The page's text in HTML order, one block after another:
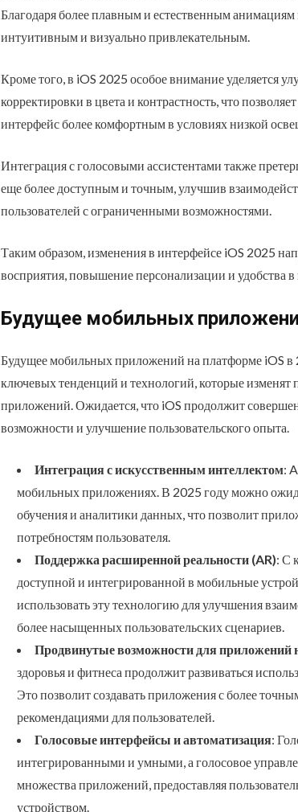
Благодаря более плавным и естественным анимациям
интуитивным и визуально привлекательным.
Кроме того, в iOS 2025 особое внимание уделяется
корректировки в цвета и контрастность, что
интерфейс более комфортным в условиях низкой
Интеграция с голосовыми ассистентами также
еще более доступным и точным, улучшив
пользователей с ограниченными возможностями.
Таким образом, изменения в интерфейсе iOS 2025
восприятия, повышение персонализации и удобства
Будущее мобильных
Будущее мобильных приложений на платформе iOS в
ключевых тенденций и технологий, которые изменят
приложений. Ожидается, что iOS продолжит
возможности и улучшение пользовательского опыта.
Интеграция с искусственным интеллектом:
мобильных приложениях. В 2025 году можно
обучения и аналитики данных, что позволит
потребностям пользователя.
Поддержка расширенной реальности (AR): С
доступной и интегрированной в мобильные
использовать эту технологию для улучшения
более насыщенных пользовательских сценариев.
Продвинутые возможности для приложений
здоровья и фитнеса продолжит развиваться
Это позволит создавать приложения с более
рекомендациями для пользователей.
Голосовые интерфейсы и автоматизация:
интегрированными и умными, а голосовое
множества приложений, предоставляя
устройством.